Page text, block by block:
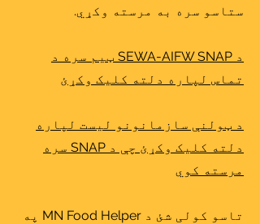
ستاسو سره به مرسته وکړي.
د SEWA-AIFW SNAP ټیم سره د
تماس لپاره دلته کلیک وکړئ
د ټولنې سازمانونو لیست لپاره
دلته کلیک وکړئ چې د SNAP سره
مرسته کوي
تاسو کولی شئ د MN Food Helper په